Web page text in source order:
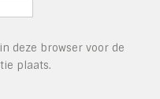
deze browser voor de
plaats.